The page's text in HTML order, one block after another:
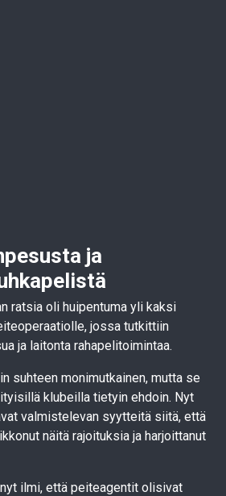
ja
ratsia oli huipentuma yli kaksi
jossa tutkittiin
ja laitonta rahapelitoimintaa.
suhteen monimutkainen, mutta se
klubeilla tietyin ehdoin. Nyt
valmistelevan syytteitä siitä, että
näitä rajoituksia ja harjoittanut
ilmi, että peiteagentit olisivat